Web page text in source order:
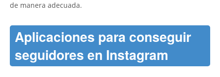
de manera adecuada.
Aplicaciones para conseguir
seguidores en Instagram